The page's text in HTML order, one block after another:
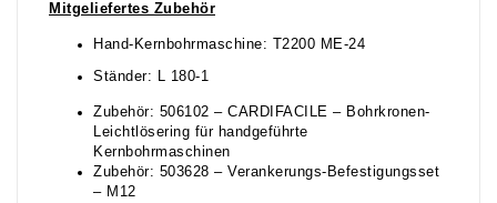
Mitgeliefertes Zubehör
Hand-Kernbohrmaschine: T2200 ME-24
Ständer: L 180-1
Zubehör: 506102 – CARDIFACILE – Bohrkronen-
Leichtlösering für handgeführte
Kernbohrmaschinen
Zubehör: 503628 – Verankerungs-Befestigungsset
– M12